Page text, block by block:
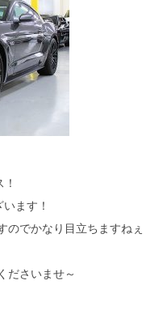
ます！
のでかなり目立ちますねぇ
ださいませ～